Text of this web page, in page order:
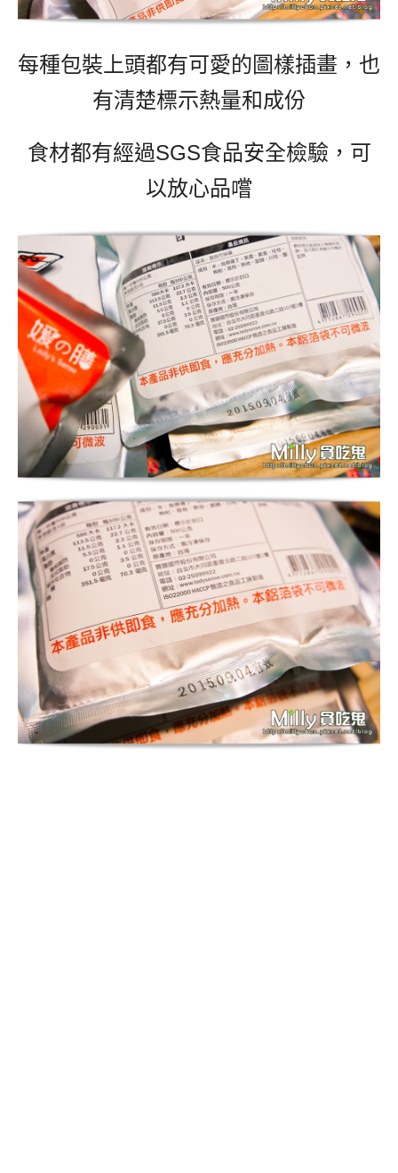
每種包裝上頭都有可愛的圖樣插畫，也
有清楚標示熱量和成份
食材都有經過SGS食品安全檢驗，可
以放心品嚐